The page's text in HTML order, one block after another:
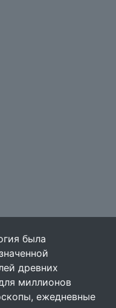
была
древних
миллионов
ежедневные